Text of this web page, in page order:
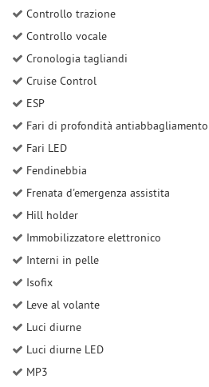
Controllo trazione
Controllo vocale
Cronologia tagliandi
Cruise Control
ESP
Fari di profondità antiabbagliamento
Fari LED
Fendinebbia
Frenata d'emergenza assistita
Hill holder
Immobilizzatore elettronico
Interni in pelle
Isofix
Leve al volante
Luci diurne
Luci diurne LED
MP3